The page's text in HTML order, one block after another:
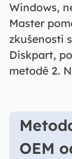
Windows,
Master
zkušenosti
Diskpart,
metodě 2.
OEM